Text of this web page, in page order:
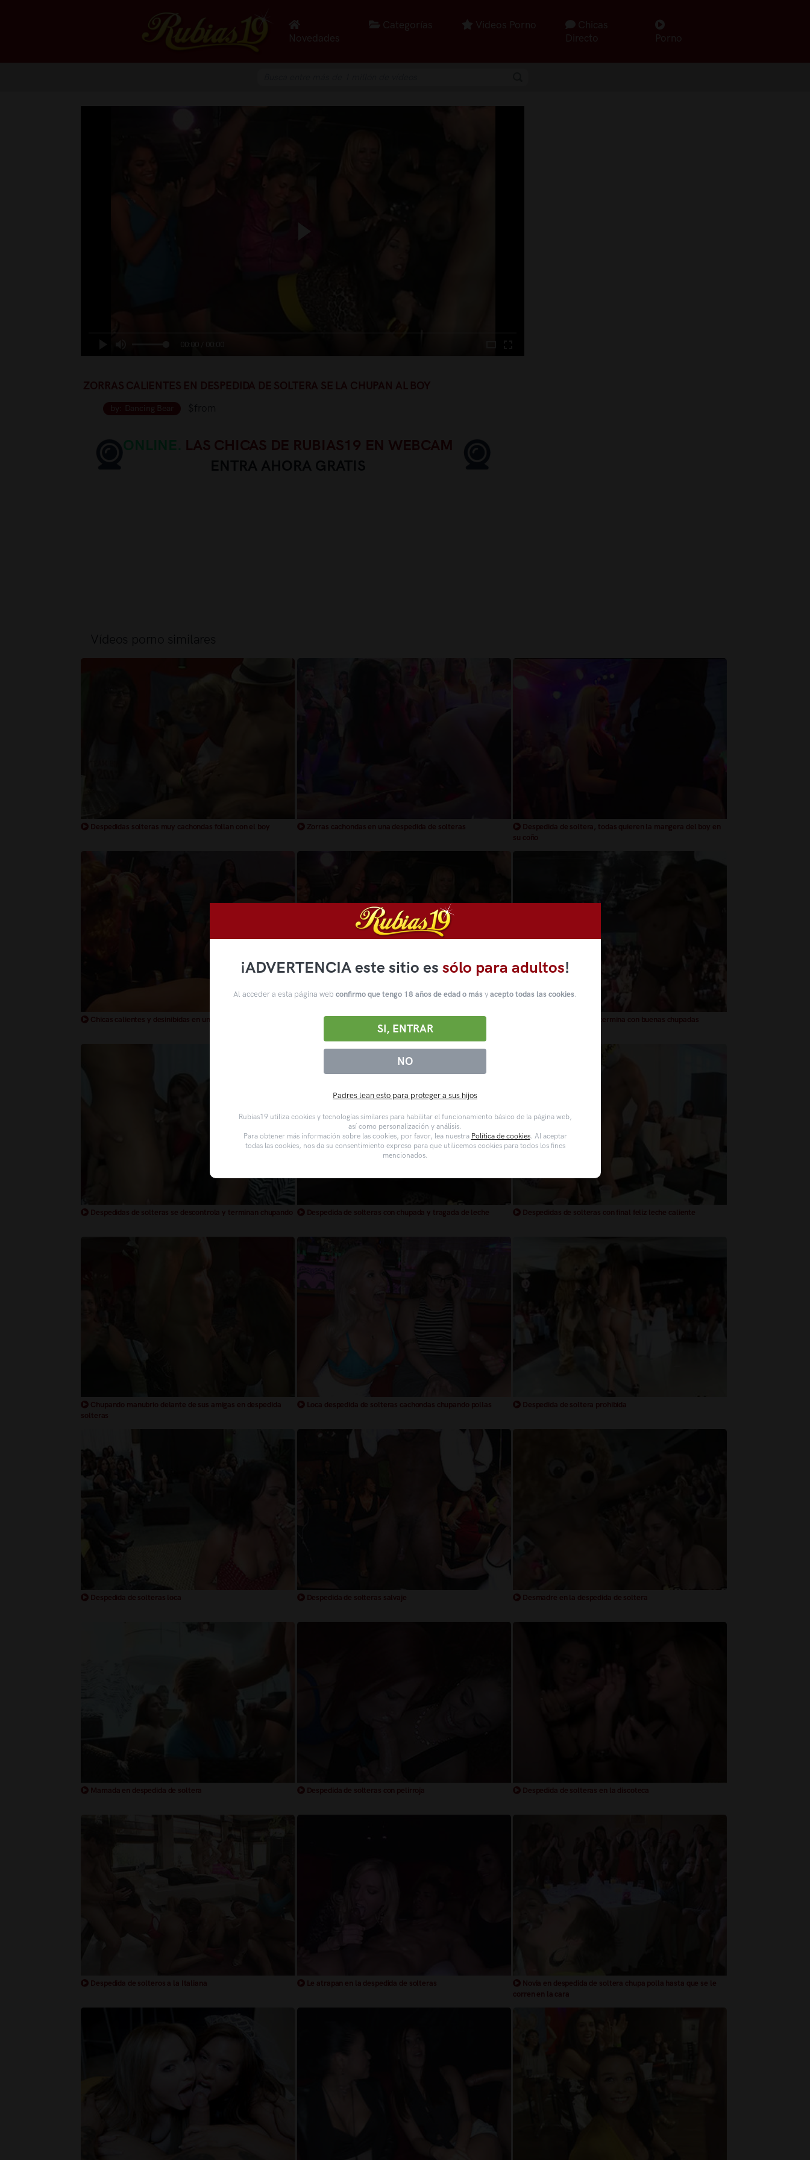
Novedades
Categorías Videos Porno
Chicas
Directo
Porno
00:00 / 00:00
ZORRAS CALIENTES EN DESPEDIDA DE SOLTERA SE LA CHUPAN AL BOY
by: Dancing Bear
ONLINE. LAS CHICAS DE RUBIAS19 EN WEBCAM
Despedidas solteras muy cachondas follan con el boy Zorras cachondas en una despedida de solteras
Despedida de soltera, todas quieren la mangera del boy en
su coño
Chicas calientes y desinibidas en una despedida de soltera
Todas las invitadas a la fiesta de solteras quieren chuparle la
Despedida de solteras termina con buenas chupadas
Despedidas de solteras se descontrola y terminan chupando Despedida de solteras con chupada y tragada de leche Despedidas de solteras con final feliz leche caliente
Chupando manubrio delante de sus amigas en despedida
solteras
Loca despedida de solteras cachondas chupando pollas Despedida de soltera prohibida
Despedida de solteras loca Despedida de solteras salvaje Desmadre en la despedida de soltera
Mamada en despedida de soltera Despedida de solteras con pelirroja Despedida de solteras en la discoteca
Despedida de solteros a la Italiana Le atrapan en la despedida de solteras
Novia en despedida de soltera chupa polla hasta que se le
corren en la cara
¡ADVERTENCIA este sitio es sólo para adultos!
Al acceder a esta página web confirmo que tengo 18 años de edad o más y acepto todas las cookies
NO
SI, ENTRAR
Padres lean esto para proteger a sus hijos
Rubias19 utiliza cookies y tecnologías similares para habilitar el funcionamiento básico de la página web,
así como personalización y análisis.
Para obtener más información sobre las cookies, por favor, lea nuestra Política de cookies. Al aceptar
todas las cookies, nos da su consentimiento expreso para que utilicemos cookies para todos los fines
mencionados.